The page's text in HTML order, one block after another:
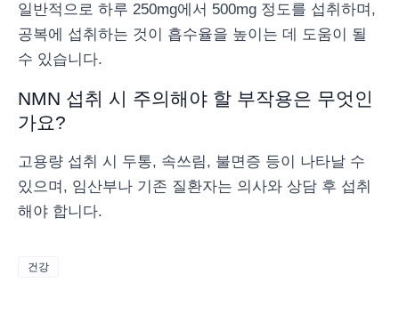
일반적으로 하루 250mg에서 500mg 정도를 섭취하며,
공복에 섭취하는 것이 흡수율을 높이는 데 도움이 될
수 있습니다.
NMN 섭취 시 주의해야 할 부작용은 무엇인
가요?
고용량 섭취 시 두통, 속쓰림, 불면증 등이 나타날 수
있으며, 임산부나 기존 질환자는 의사와 상담 후 섭취
해야 합니다.
건강